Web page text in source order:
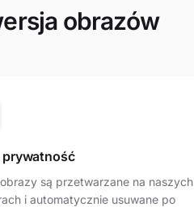
obrazów
prywatność
są przetwarzane na naszych
i automatycznie usuwane po